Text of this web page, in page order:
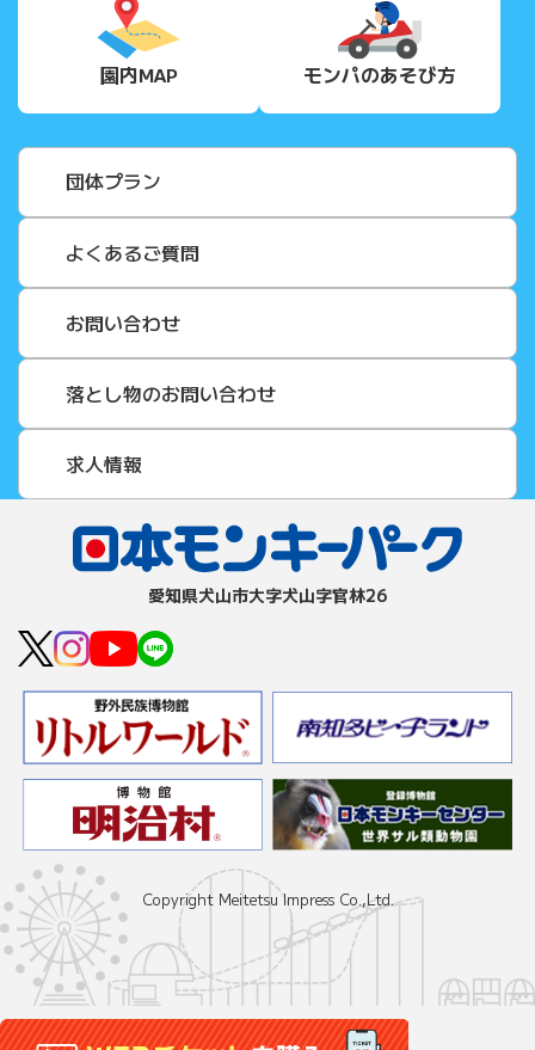
園内MAP モンパのあそび方
団体プラン
よくあるご質問
お問い合わせ
落とし物のお問い合わせ
求人情報
愛知県⽝⼭市⼤字⽝⼭字官林26
Copyright Meitetsu Impress Co.,Ltd.